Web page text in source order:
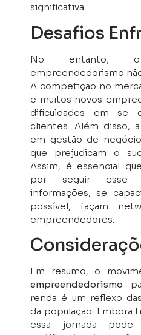
significativa.
Desafios
No entanto,
empreendedorismo
A competição no
e muitos novos
dificuldades em se
clientes. Além disso,
em gestão de
que prejudicam o
Assim, é essencial
por seguir esse
informações, se
possível, façam
empreendedores.
Em resumo, o
empreendedorismo
renda é um reflexo
da população. Embora
essa jornada pode